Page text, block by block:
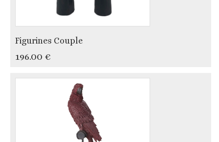
Figurines Couple
196.00 €